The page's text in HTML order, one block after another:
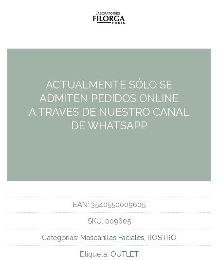
ACTUALMENTE SÓLO SE
ADMITEN PEDIDOS ONLINE
A TRAVES DE NUESTRO CANAL
DE WHATSAPP
EAN: 3540550009605
SKU: 009605
Categorías: Mascarillas Faciales, ROSTRO
Etiqueta: OUTLET